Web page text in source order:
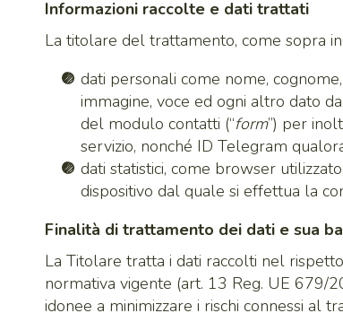
Informazioni raccolte e dati trattati
La titolare del trattamento, come sopra
dati personali come nome,
immagine, voce ed ogni altro dato
del modulo contatti (“form”) per
servizio, nonché ID Telegram
dati statistici, come browser
dispositivo dal quale si effettua la
Finalità di trattamento dei dati e sua
La Titolare tratta i dati raccolti nel
normativa vigente (art. 13 Reg. UE 679/
idonee a minimizzare i rischi connessi al